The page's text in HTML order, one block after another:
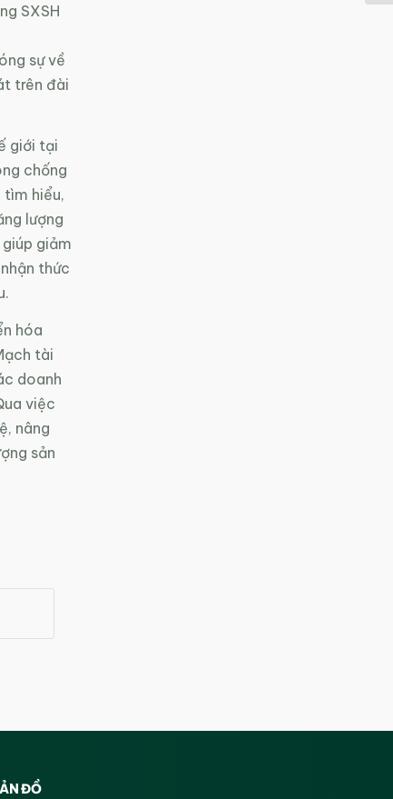
SXSH
sự về
trên đài
giới tại
chống
tìm hiểu,
lượng
giảm
thức
hóa
tài
doanh
việc
nâng
sản
ĐỒ